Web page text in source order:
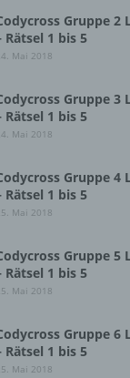
Gruppe 2
Rätsel 1 bis 5
Mai 2018
Gruppe 3
Rätsel 1 bis 5
Mai 2018
Gruppe 4
Rätsel 1 bis 5
Mai 2018
Gruppe 5
Rätsel 1 bis 5
Mai 2018
Gruppe 6
Rätsel 1 bis 5
Mai 2018
im Sinne der
sonstiger in
Union geltenden
und anderer
/
verwenden
LocalStorage
Dies dient dazu,